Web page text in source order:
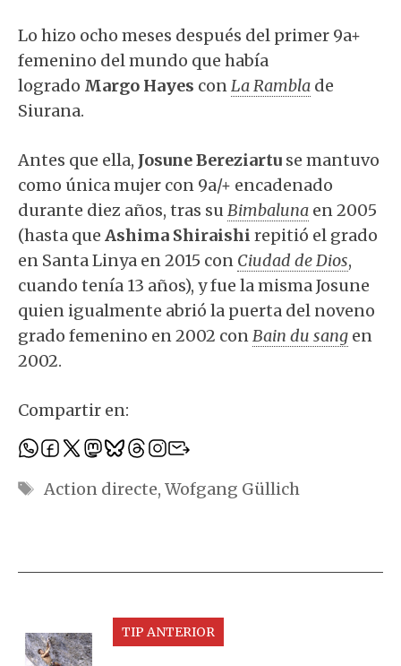
Lo hizo ocho meses después del primer 9a+
femenino del mundo que había
logrado Margo Hayes conLa Rambla de
Siurana.
Antes que ella, Josune Bereziartu se mantuvo
como única mujer con 9a/+ encadenado
durante diez años, tras su Bimbaluna en 2005
(hasta que Ashima Shiraishi repitió el grado
en Santa Linya en 2015 con Ciudad de Dios,
cuando tenía 13 años), y fue la misma Josune
quien igualmente abrió la puerta del noveno
grado femenino en 2002 conBain du sang en
2002.
Compartir en:
Etiquetas
Action directe, Wofgang Güllich
TIP ANTERIOR